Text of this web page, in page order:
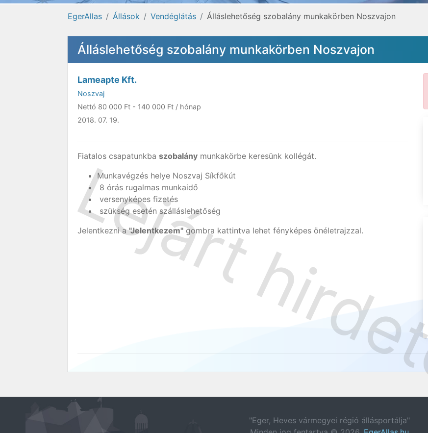
EgerAllas Állások Vendéglátás Álláslehetőség szobalány munkakörben Noszvajon
Álláslehetőség szobalány munkakörben Noszvajon
Lameapte Kft.
Noszvaj
Nettó 80 000 Ft - 140 000 Ft / hónap
2018. 07. 19.
Fiatalos csapatunkba szobalány munkakörbe keresünk kollégát.
Munkavégzés helye Noszvaj Síkfőkút
8 órás rugalmas munkaidő
versenyképes fizetés
szükség esetén szálláslehetőség
Jelentkezni a"Jelentkezem" gombra kattintva lehet fényképes önéletrajzzal.
"Eger, Heves vármegyei régió állásportálja"